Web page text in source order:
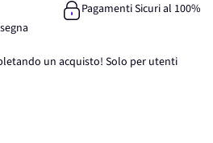
Pagamenti Sicuri al 100%
un acquisto! Solo per utenti